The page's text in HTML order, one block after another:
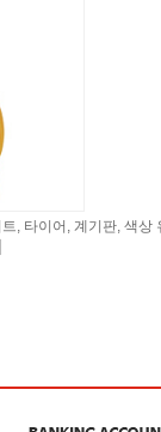
, 타이어, 계기판, 색상